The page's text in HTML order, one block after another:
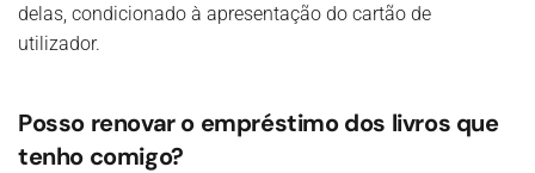
delas, condicionado à apresentação do cartão de
utilizador.
Posso renovar o empréstimo dos livros que
tenho comigo?